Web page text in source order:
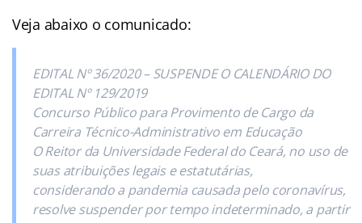
Veja abaixo o comunicado:
EDITAL Nº 36/2020 – SUSPENDE O CALENDÁRIO DO
EDITAL Nº 129/2019
Concurso Público para Provimento de Cargo da
Carreira Técnico-Administrativo em Educação
O Reitor da Universidade Federal do Ceará, no uso de
suas atribuições legais e estatutárias,
considerando a pandemia causada pelo coronavírus,
resolve suspender por tempo indeterminado, a partir